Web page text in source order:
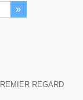
REGARD